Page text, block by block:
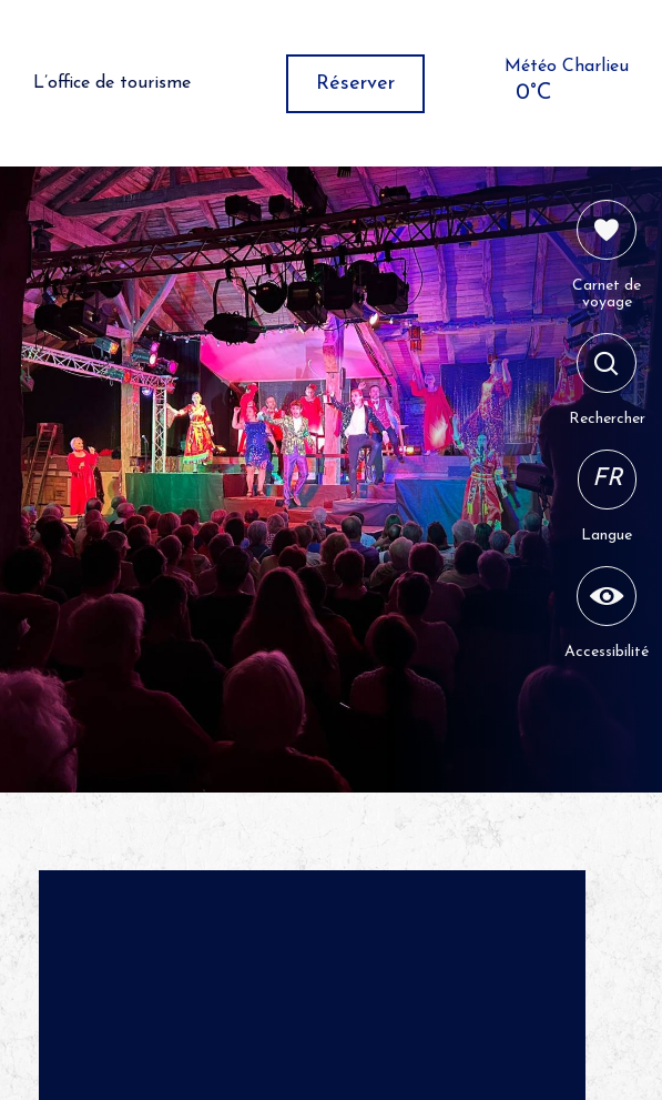
L’office de tourisme Réserver
Météo Charlieu
0°C
Carnet de
voyage
Rechercher
FR
Langue
Accessibilité